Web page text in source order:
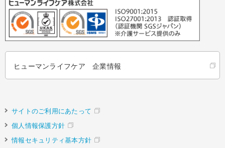
ヒューマンライフケア 企業情報
サイトのご利用にあたって
個人情報保護方針
情報セキュリティ基本方針